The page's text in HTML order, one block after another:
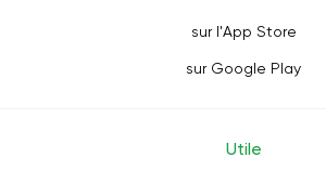
sur l'App Store
sur Google Play
Utile